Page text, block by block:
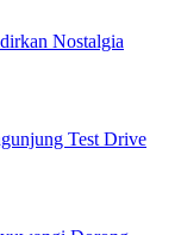
Nostalgia
Test Drive